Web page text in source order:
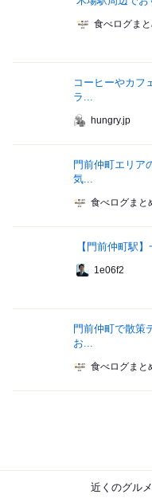
食べログま
コーヒーやカフ
ラ...
hungry.jp
門前仲町エリア
気...
食べログまと
【門前仲町駅
1e06f2
門前仲町で散策
お...
食べログまと
近くのグル